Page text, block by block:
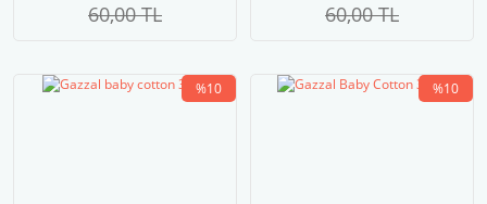
60,00 TL
60,00 TL
%10 %10